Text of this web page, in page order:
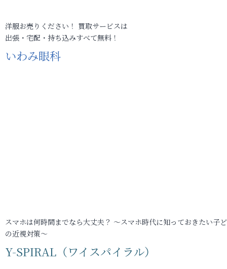
洋服お売りください！ 買取サービスは
出張・宅配・持ち込みすべて無料！
いわみ眼科
スマホは何時間までなら大丈夫？ ～スマホ時代に知っておきたい子
の近視対策～
Y-SPIRAL（ワイスパイラル）